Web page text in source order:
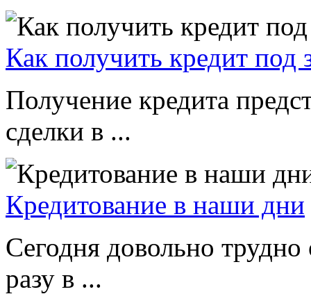
Как получить кредит под
Получение кредита
сделки в ...
Кредитование в наши дни
Сегодня довольно
разу в ...